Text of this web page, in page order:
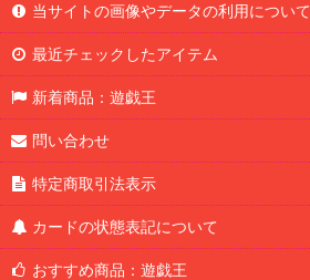
当サイトの画像やデータの利用について
最近チェックしたアイテム
新着商品：遊戯王
問い合わせ
特定商取引法表示
カードの状態表記について
おすすめ商品：遊戯王